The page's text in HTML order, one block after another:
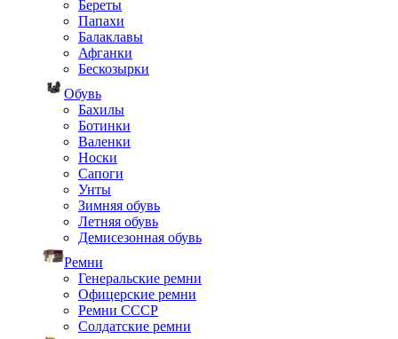
Береты
Папахи
Балаклавы
Афганки
Бескозырки
Обувь
Бахилы
Ботинки
Валенки
Носки
Сапоги
Унты
Зимняя обувь
Летняя обувь
Демисезонная обувь
Ремни
Генеральские ремни
Офицерские ремни
Ремни СССР
Солдатские ремни